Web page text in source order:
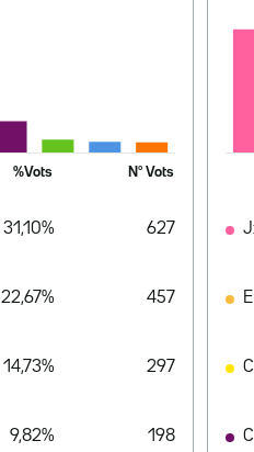
%Vots Nº Vots
31,10% 627
22,67% 457
14,73% 297
9,82% 198